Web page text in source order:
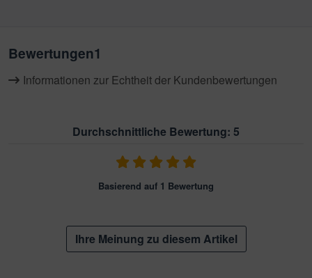
Bewertungen1
Informationen zur Echtheit der Kundenbewertungen
Durchschnittliche Bewertung: 5
Basierend auf 1 Bewertung
Ihre Meinung zu diesem Artikel